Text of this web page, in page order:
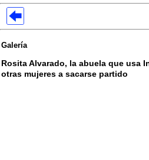
Galería
Rosita Alvarado, la abuela que usa
otras mujeres a sacarse partido